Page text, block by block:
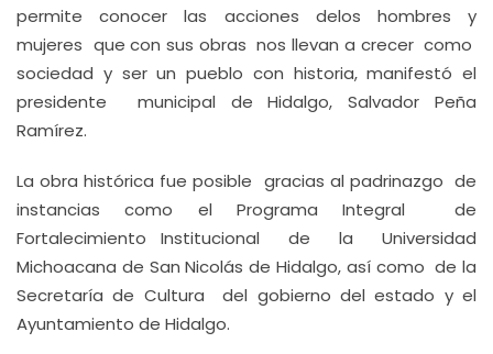
permite conocer las acciones delos hombres y
mujeres que con sus obras nos llevan a crecer como
sociedad y ser un pueblo con historia, manifestó el
presidente municipal de Hidalgo, Salvador Peña
Ramírez.
La obra histórica fue posible gracias al padrinazgo de
instancias como el Programa Integral de
Fortalecimiento Institucional de la Universidad
Michoacana de San Nicolás de Hidalgo, así como de la
Secretaría de Cultura del gobierno del estado y el
Ayuntamiento de Hidalgo.